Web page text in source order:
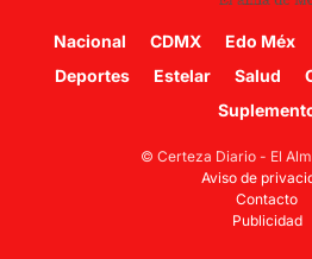
Nacional CDMX Edo Méx
Deportes
Estelar Salud
© Certeza Diario - El
Aviso de
Contacto
Publicidad